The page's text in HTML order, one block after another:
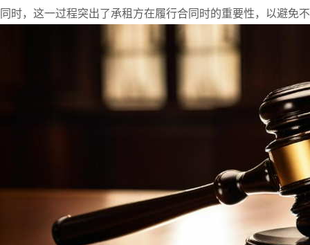
同时，这一过程突出了承租方在履行合同时的重要性，以避免